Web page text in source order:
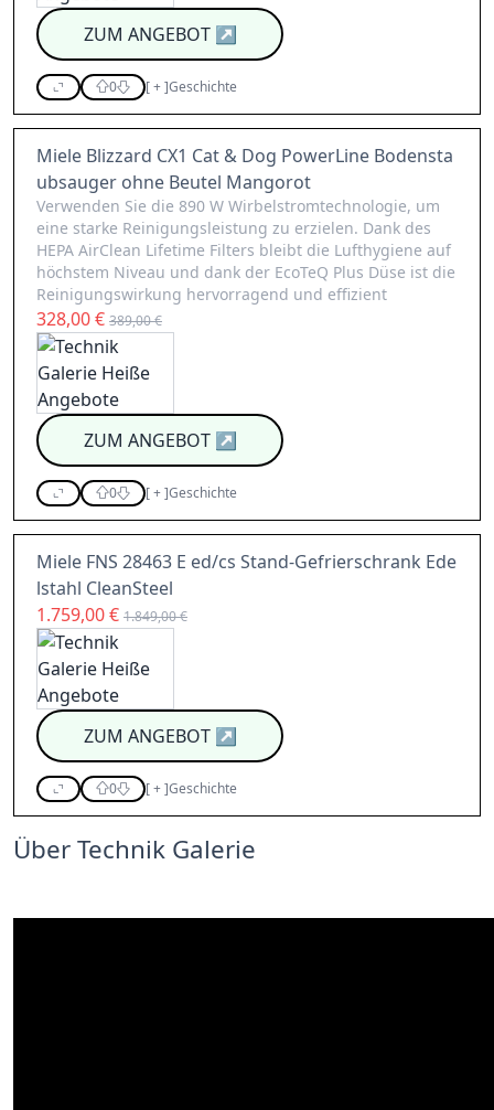
ZUM ANGEBOT↗
0 [+]Geschichte
Miele Blizzard CX1 Cat & Dog PowerLine Bodensta
ubsauger ohne Beutel Mangorot
Verwenden Sie die 890 W Wirbelstromtechnologie, um
eine starke Reinigungsleistung zu erzielen. Dank des
HEPA AirClean Lifetime Filters bleibt die Lufthygiene auf
höchstem Niveau und dank der EcoTeQ Plus Düse ist die
Reinigungswirkung hervorragend und effizient
328,00 € 389,00 €
ZUM ANGEBOT↗
0 [+]Geschichte
Miele FNS 28463 E ed/cs Stand-Gefrierschrank Ede
lstahl CleanSteel
1.759,00 € 1.849,00 €
ZUM ANGEBOT↗
0 [+]Geschichte
Über Technik Galerie